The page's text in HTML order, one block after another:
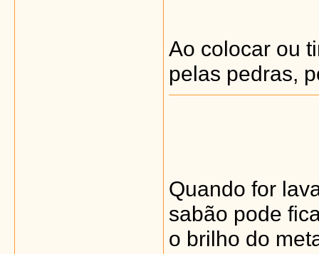
Ao colocar ou
pelas pedras,
Quando for
sabão pode
o brilho do